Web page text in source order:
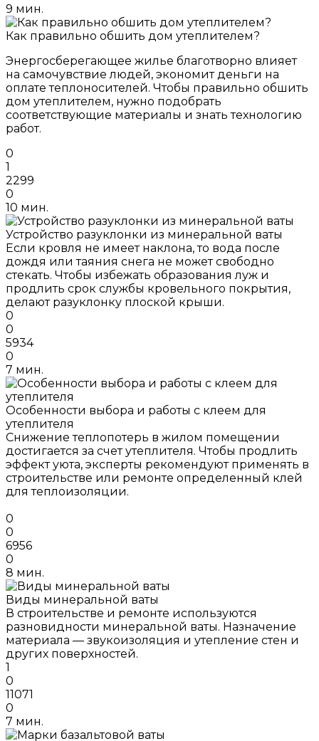
9 мин.
Как правильно обшить дом утеплителем?
Энергосберегающее жилье благотворно влияет
на самочувствие людей, экономит деньги на
оплате теплоносителей. Чтобы правильно обшить
дом утеплителем, нужно подобрать
соответствующие материалы и знать технологию
работ.
0
1
2299
0
10 мин.
Устройство разуклонки из минеральной ваты
Если кровля не имеет наклона, то вода после
дождя или таяния снега не может свободно
стекать. Чтобы избежать образования луж и
продлить срок службы кровельного покрытия,
делают разуклонку плоской крыши.
0
0
5934
0
7 мин.
Особенности выбора и работы с клеем для
утеплителя
Снижение теплопотерь в жилом помещении
достигается за счет утеплителя. Чтобы продлить
эффект уюта, эксперты рекомендуют применять в
строительстве или ремонте определенный клей
для теплоизоляции.
0
0
6956
0
8 мин.
Виды минеральной ваты
В строительстве и ремонте используются
разновидности минеральной ваты. Назначение
материала — звукоизоляция и утепление стен и
других поверхностей.
1
0
11071
0
7 мин.